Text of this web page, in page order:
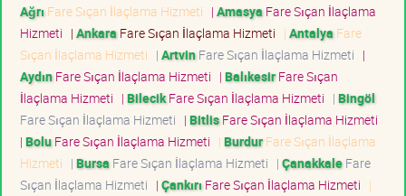
Ağrı Fare Sıçan İlaçlama Hizmeti | Amasya Fare Sıçan İlaçlama
Hizmeti | Ankara Fare Sıçan İlaçlama Hizmeti | Antalya Fare
Sıçan İlaçlama Hizmeti | ArtvinFare Sıçan İlaçlama Hizmeti |
AydınFare Sıçan İlaçlama Hizmeti | BalıkesirFare Sıçan
İlaçlama Hizmeti | BilecikFare Sıçan İlaçlama Hizmeti | Bingöl
Fare Sıçan İlaçlama Hizmeti | BitlisFare Sıçan İlaçlama Hizmeti
| BoluFare Sıçan İlaçlama Hizmeti | BurdurFare Sıçan İlaçlama
Hizmeti | Bursa Fare Sıçan İlaçlama Hizmeti | ÇanakkaleFare
Sıçan İlaçlama Hizmeti | Çankırı Fare Sıçan İlaçlama Hizmeti |